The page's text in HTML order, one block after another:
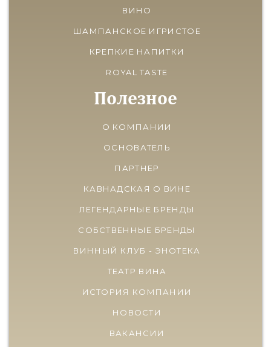
ВИНО
ШАМПАНСКОЕ ИГРИСТОЕ
КРЕПКИЕ НАПИТКИ
ROYAL TASTE
Полезное
О КОМПАНИИ
ОСНОВАТЕЛЬ
ПАРТНЕР
КАВНАДСКАЯ О ВИНЕ
ЛЕГЕНДАРНЫЕ БРЕНДЫ
СОБСТВЕННЫЕ БРЕНДЫ
ВИННЫЙ КЛУБ - ЭНОТЕКА
ТЕАТР ВИНА
ИСТОРИЯ КОМПАНИИ
НОВОСТИ
ВАКАНСИИ